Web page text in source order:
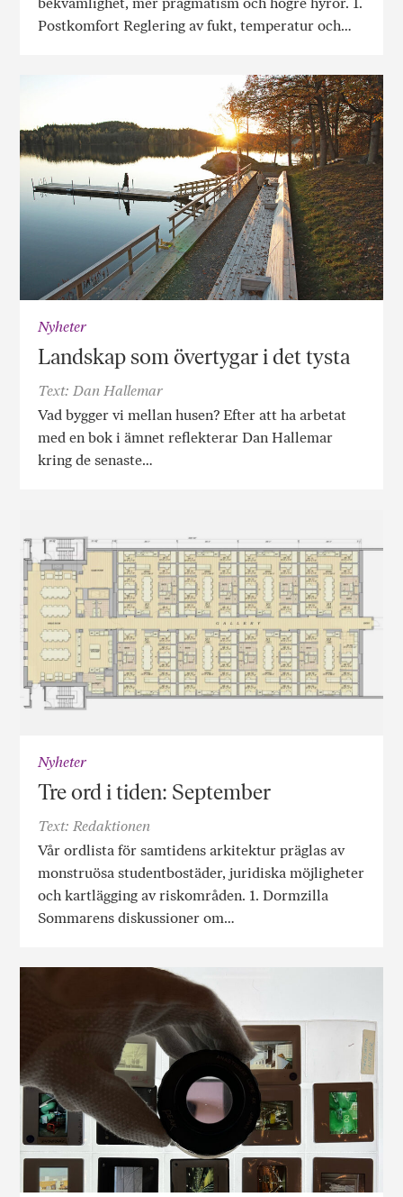
Postkomfort Reglering av fukt, temperatur och…
Nyheter
Landskap som övertygar i det tysta
Text: Dan Hallemar
Vad bygger vi mellan husen? Efter att ha arbetat
med en bok i ämnet reflekterar Dan Hallemar
kring de senaste…
Nyheter
Tre ord i tiden: September
Text: Redaktionen
Vår ordlista för samtidens arkitektur präglas av
monstruösa studentbostäder, juridiska möjligheter
och kartlägging av riskområden. 1. Dormzilla
Sommarens diskussioner om…